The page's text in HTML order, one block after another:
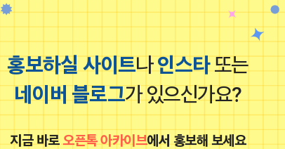
홍보하실 사이트나인스타또는
네이버 블로그가 있으신가요?
지금 바로오픈톡 아카이브에서 홍보해 보세요
▤쿠팡파트너스 외 4개 파트너스 활동
2024-12-12 17:02:50
멋쩍은 튜브